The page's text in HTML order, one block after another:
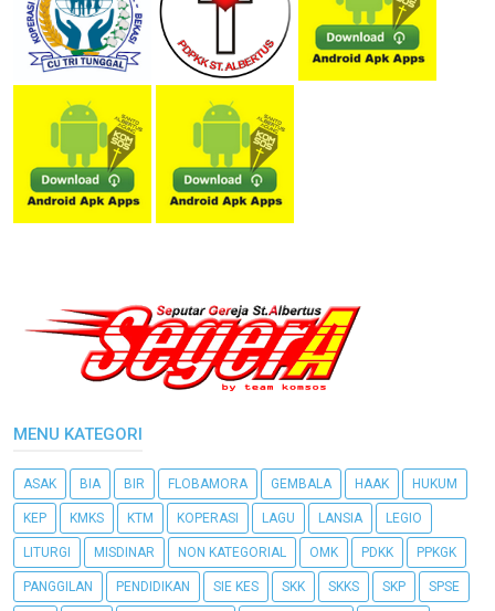
MENU KATEGORI
ASAK BIA BIR FLOBAMORA GEMBALA HAAK HUKUM
KEP KMKS KTM KOPERASI LAGU LANSIA LEGIO
LITURGI MISDINAR NON KATEGORIAL OMK PDKK PPKGK
PANGGILAN PENDIDIKAN SIE KES SKK SKKS SKP SPSE